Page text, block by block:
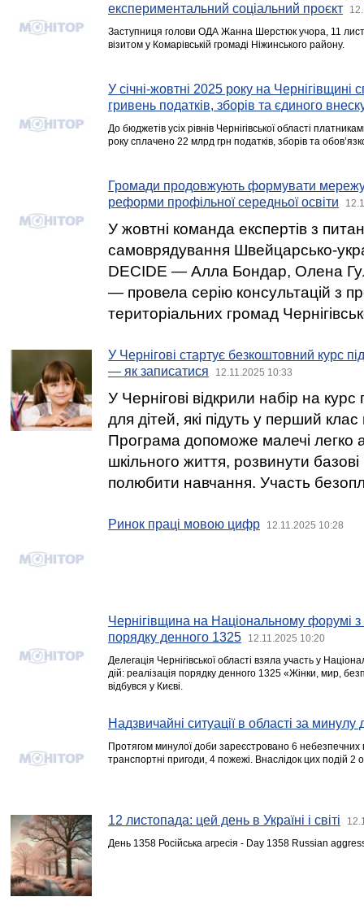
експериментальний соціальний проєкт
Заступниця голови ОДА Жанна Шерстюк учора, 11
візитом у Комарівській громаді Ніжинського району.
У січні-жовтні 2025 року на
гривень податків, зборів та єдиного
До бюджетів усіх рівнів Чернігівської області
року сплачено 22 млрд грн податків, зборів та
Громади продовжують формувати
реформи профільної середньої освіти
У жовтні команда експертів з
самоврядування Швейцарсько-
DECIDE — Алла Бондар, Олена
— провела серію консультацій з
територіальних громад
У Чернігові стартує безкоштовний курс
— як записатися
12.11.2025 10:33
У Чернігові відкрили набір на
для дітей, які підуть у перший
Програма допоможе малечі легко
шкільного життя, розвинути
полюбити навчання. Участь
Ринок праці мовою цифр 12.11.2025 10:28
Чернігівщина на Національному форумі з
порядку денного 1325
12.11.2025 10:20
Делегація Чернігівської області взяла участь у
дій: реалізація порядку денного 1325 «Жінки, мир,
відбувся у Києві.
Надзвичайні ситуації в області за минулу
Протягом минулої доби зареєстровано 6
транспортні пригоди, 4 пожежі. Внаслідок цих подій 2
12 листопада: цей день в Україні і світі
День 1358 Російська агресія - Day 1358 Russian